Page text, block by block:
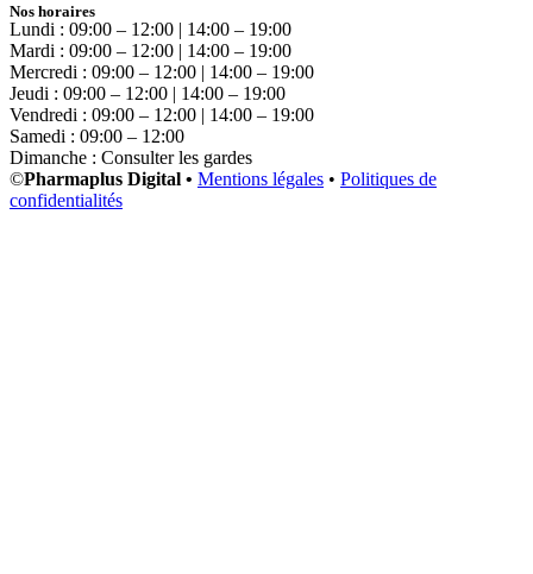
Nos horaires
Lundi : 09:00 – 12:00 | 14:00 – 19:00
Mardi : 09:00 – 12:00 | 14:00 – 19:00
Mercredi : 09:00 – 12:00 | 14:00 – 19:00
Jeudi : 09:00 – 12:00 | 14:00 – 19:00
Vendredi : 09:00 – 12:00 | 14:00 – 19:00
Samedi : 09:00 – 12:00
Dimanche : Consulter les gardes
©Pharmaplus Digital • Mentions légales • Politiques de
confidentialités